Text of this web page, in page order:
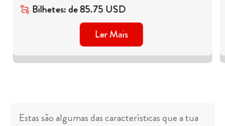
Bilhetes:de85.75 USD
Ler Mais
Estas são algumas das características que a tua